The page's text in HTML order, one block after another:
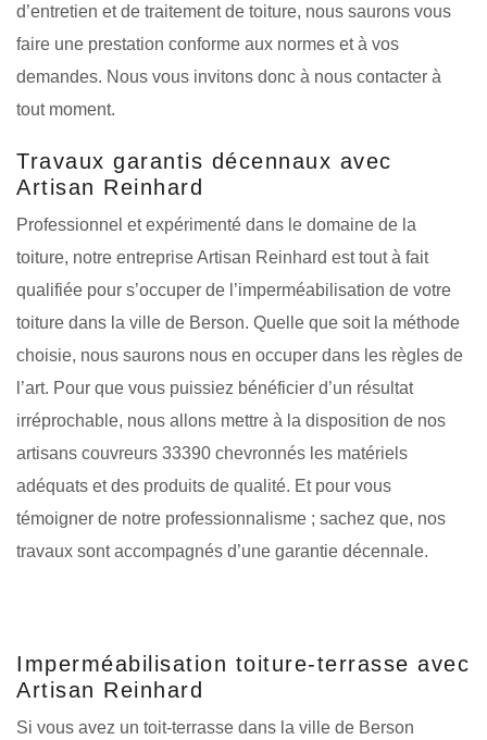
d’entretien et de traitement de toiture, nous saurons vous
faire une prestation conforme aux normes et à vos
demandes. Nous vous invitons donc à nous contacter à
tout moment.
Travaux garantis décennaux avec
Artisan Reinhard
Professionnel et expérimenté dans le domaine de la
toiture, notre entreprise Artisan Reinhard est tout à fait
qualifiée pour s’occuper de l’imperméabilisation de votre
toiture dans la ville de Berson. Quelle que soit la méthode
choisie, nous saurons nous en occuper dans les règles de
l’art. Pour que vous puissiez bénéficier d’un résultat
irréprochable, nous allons mettre à la disposition de nos
artisans couvreurs 33390 chevronnés les matériels
adéquats et des produits de qualité. Et pour vous
témoigner de notre professionnalisme ; sachez que, nos
travaux sont accompagnés d’une garantie décennale.
Imperméabilisation toiture-terrasse avec
Artisan Reinhard
Si vous avez un toit-terrasse dans la ville de Berson